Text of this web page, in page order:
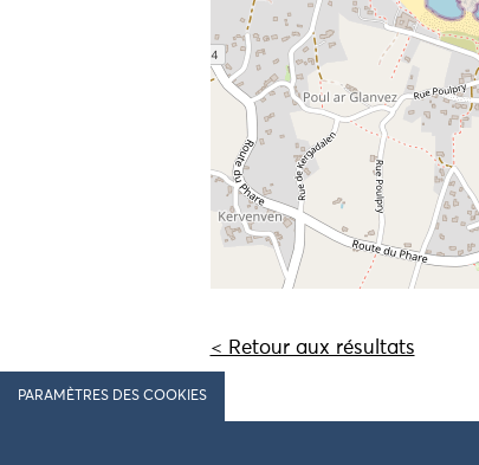
< Retour aux résultats
PARAMÈTRES DES COOKIES